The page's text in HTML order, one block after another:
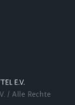
/ Alle Rechte